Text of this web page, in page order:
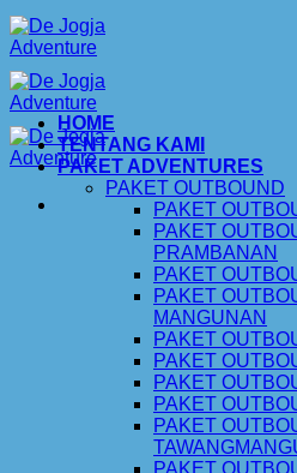
Skip
to
content
HOME
TENTANG KAMI
PAKET ADVENTURES
PAKET OUTBOUND
PAKET
PAKET
PRAMBANAN
PAKET
PAKET
MANGUNAN
PAKET
PAKET
PAKET
PAKET
PAKET
PAKET